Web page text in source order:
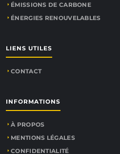
ÉMISSIONS DE CARBONE
ÉNERGIES RENOUVELABLES
LIENS UTILES
CONTACT
INFORMATIONS
À PROPOS
MENTIONS LÉGALES
CONFIDENTIALITÉ